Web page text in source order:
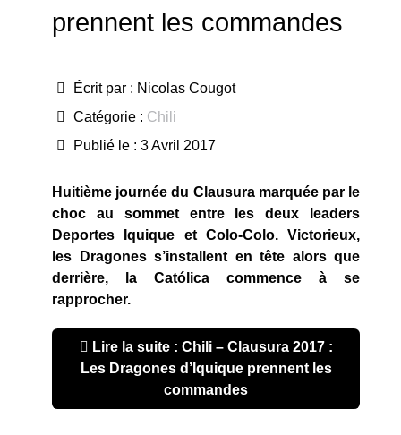
prennent les commandes
Écrit par : Nicolas Cougot
Catégorie : Chili
Publié le : 3 Avril 2017
Huitième journée du Clausura marquée par le
choc au sommet entre les deux leaders
Deportes Iquique et Colo-Colo. Victorieux,
les Dragones s’installent en tête alors que
derrière, la Católica commence à se
rapprocher.
Lire la suite : Chili – Clausura 2017 :
Les Dragones d’Iquique prennent les
commandes